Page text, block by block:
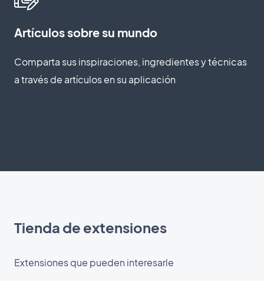
Artículos sobre su mundo
Comparta sus inspiraciones, ingredientes y técnicas
a través de artículos en su aplicación
Tienda de extensiones
Extensiones que pueden interesarle